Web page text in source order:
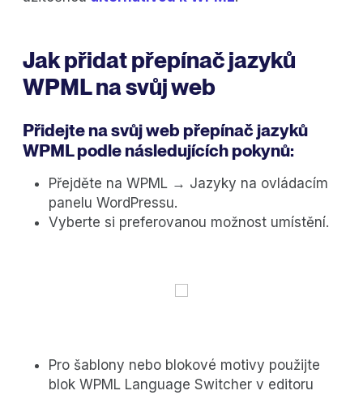
Jak přidat přepínač jazyků
WPML na svůj web
Přidejte na svůj web přepínač jazyků
WPML podle následujících pokynů:
Přejděte na WPML → Jazyky na ovládacím
panelu WordPressu.
Vyberte si preferovanou možnost umístění.
Pro šablony nebo blokové motivy použijte
blok WPML Language Switcher v editoru